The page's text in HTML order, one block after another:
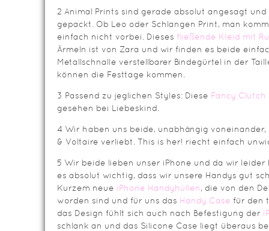
2 Animal Prints sind gerade absolut angesagt
gepackt. Ob Leo oder Schlangen Print, man
einfach nicht vorbei. Dieses fließende Kleid mit
Ärmeln ist von Zara und wir finden es beide
Metallschnalle verstellbarer Bindegürtel in der
können die Festtage kommen.
3 Passend zu jeglichen Styles: Diese Fancy Clutch
gesehen bei Liebeskind.
4 Wir haben uns beide, unabhängig
& Voltaire verliebt. This is her! riecht einfach
5 Wir beide lieben unser iPhone und da wir
es absolut wichtig, dass wir unsere Handys gut
Kurzem neue iPhone Handyhüllen, die von den
worden sind und für uns das Handy Case für den
das Design fühlt sich auch nach Befestigung der
schlank an und das Silicone Case liegt überaus